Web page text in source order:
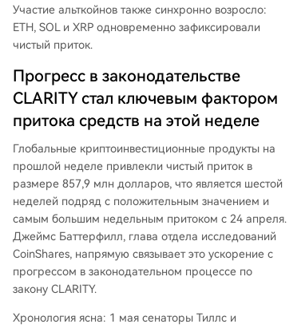
в. Общие активы под управлением (AUM) дост
игли 160 миллиардов долларов.
Участие альткойнов также синхронно возросло:
ETH, SOL и XRP одновременно зафиксировали
чистый приток.
Прогресс в законодательстве
CLARITY стал ключевым фактором
притока средств на этой неделе
Глобальные криптоинвестиционные продукты на
прошлой неделе привлекли чистый приток в
размере 857,9 млн долларов, что является шестой
неделей подряд с положительным значением и
самым большим недельным притоком с 24 апреля.
Джеймс Баттерфилл, глава отдела исследований
CoinShares, напрямую связывает это ускорение с
прогрессом в законодательном процессе по
закону CLARITY.
Хронология ясна: 1 мая сенаторы Тиллс и